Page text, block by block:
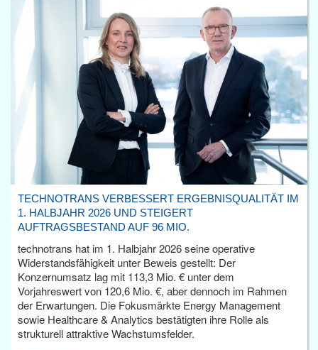
TECHNOTRANS VERBESSERT ERGEBNISQUALITÄT IM
1. HALBJAHR 2026 UND STEIGERT
AUFTRAGSBESTAND AUF 96 MIO.
technotrans hat im 1. Halbjahr 2026 seine operative
Widerstandsfähigkeit unter Beweis gestellt: Der
Konzernumsatz lag mit 113,3 Mio. € unter dem
Vorjahreswert von 120,6 Mio. €, aber dennoch im Rahmen
der Erwartungen. Die Fokusmärkte Energy Management
sowie Healthcare & Analytics bestätigten ihre Rolle als
strukturell attraktive Wachstumsfelder.